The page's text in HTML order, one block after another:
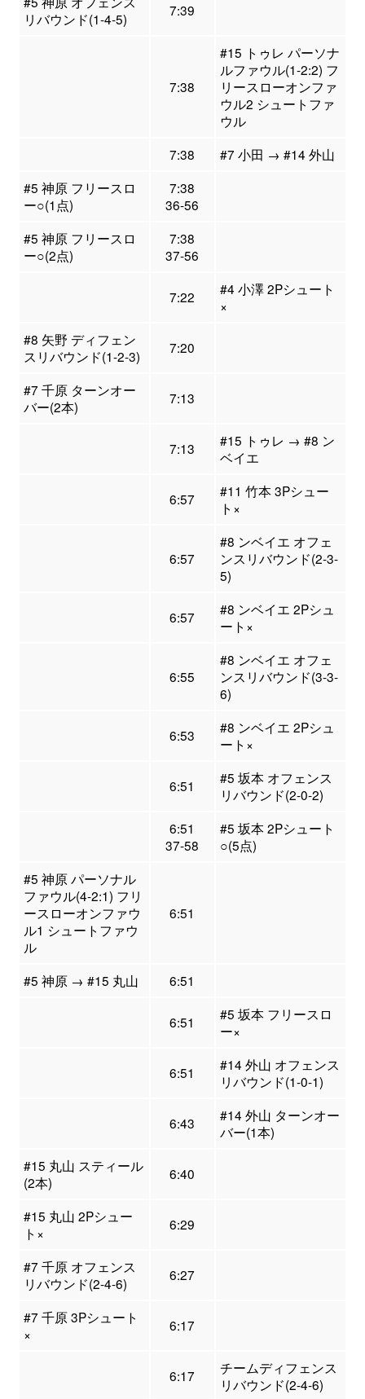
リバウンド(1-4-5)
7:39
7:38
#15 トゥレ パーソナ
ルファウル(1-2:2) フ
リースローオンファ
ウル2 シュートファ
ウル
7:38
#7 小田 → #14 外山
#5 神原 フリースロ
ー○(1点)
7:38
36-56
#5 神原 フリースロ
ー○(2点)
7:38
37-56
7:22
#4 小澤 2Pシュート
×
#8 矢野 ディフェン
スリバウンド(1-2-3)
7:20
#7 千原 ターンオー
バー(2本)
7:13
7:13
#15 トゥレ → #8 ン
ベイエ
6:57
#11 竹本 3Pシュー
ト×
6:57
#8 ンベイエ オフェ
ンスリバウンド(2-3-
5)
6:57
#8 ンベイエ 2Pシュ
ート×
6:55
#8 ンベイエ オフェ
ンスリバウンド(3-3-
6)
6:53
#8 ンベイエ 2Pシュ
ート×
6:51
#5 坂本 オフェンス
リバウンド(2-0-2)
6:51
37-58
#5 坂本 2Pシュート
○(5点)
#5 神原 パーソナル
ファウル(4-2:1) フリ
ースローオンファウ
ル1 シュートファウ
ル
6:51
#5 神原 → #15 丸山 6:51
6:51
#5 坂本 フリースロ
ー×
6:51
#14 外山 オフェンス
リバウンド(1-0-1)
6:43
#14 外山 ターンオー
バー(1本)
#15 丸山 スティール
(2本)
6:40
#15 丸山 2Pシュー
ト×
6:29
#7 千原 オフェンス
リバウンド(2-4-6)
6:27
#7 千原 3Pシュート
×
6:17
6:17
チームディフェンス
リバウンド(2-4-6)